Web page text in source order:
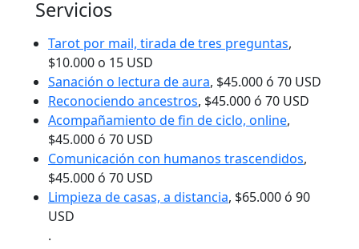
Servicios
Tarot por mail, tirada de tres preguntas,
$10.000 o 15 USD
Sanación o lectura de aura, $45.000 ó 70 USD
Reconociendo ancestros, $45.000 ó 70 USD
Acompañamiento de fin de ciclo, online,
$45.000 ó 70 USD
Comunicación con humanos trascendidos,
$45.000 ó 70 USD
Limpieza de casas, a distancia, $65.000 ó 90
USD
.